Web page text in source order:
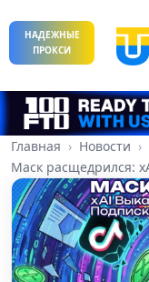
НАДЕЖНЫЕ
ПРОКСИ
Главная
Новости
Маск расщедрился: